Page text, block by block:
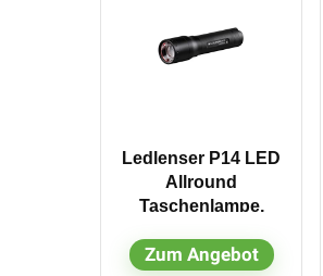
Ledlenser P14 LED
Allround
Taschenlampe,
Lumen, 50 Stunden
Zum Angebot